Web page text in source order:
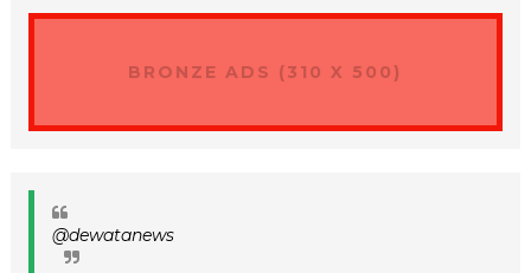
BRONZE ADS (310 X 500)
@dewatanews